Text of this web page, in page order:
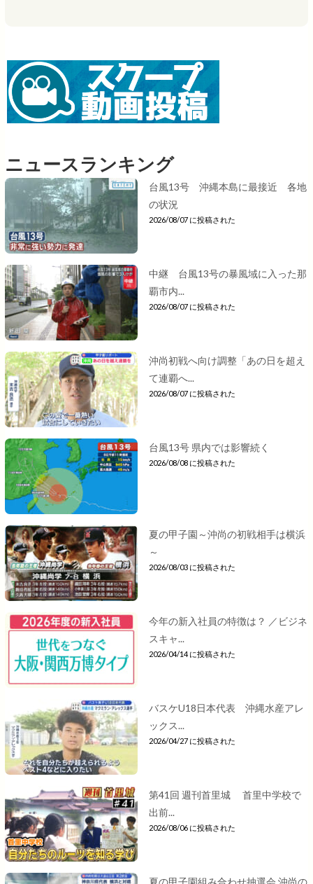
ニュースランキング
台風13号 沖縄本島に最接近 各地
の状況
2026/08/07 に投稿された
中継 台風13号の暴風域に入った那
覇市内...
2026/08/07 に投稿された
沖尚初戦へ向け調整「あの日を超え
て連覇へ...
2026/08/07 に投稿された
台風13号 県内では影響続く
2026/08/08 に投稿された
夏の甲子園～沖尚の初戦相手は横浜
～
2026/08/03 に投稿された
今年の新入社員の特徴は？ ／ビジネ
スキャ...
2026/04/14 に投稿された
バスケU18日本代表 沖縄水産アレ
ックス...
2026/04/27 に投稿された
第41回 週刊首里城 首里中学校で
出前...
2026/08/06 に投稿された
夏の甲子園組み合わせ抽選会 沖尚の